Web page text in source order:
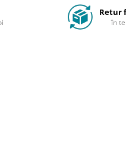
Retur
în